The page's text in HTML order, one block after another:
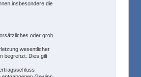
insbesondere die
oder grob
wesentlicher
begrenzt. Dies gilt